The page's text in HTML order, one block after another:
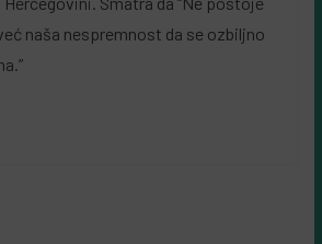
naša nespremnost da se ozbiljno